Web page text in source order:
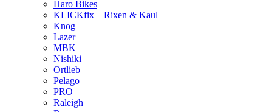
Haro Bikes
KLICKfix – Rixen & Kaul
Knog
Lazer
MBK
Nishiki
Ortlieb
Pelago
PRO
Raleigh